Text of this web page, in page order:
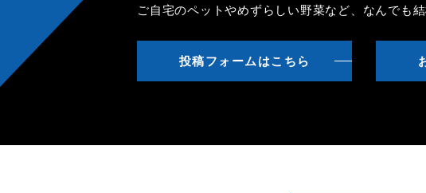
ご自宅のペットやめずらしい野菜など、なんでも
投稿フォームはこちら